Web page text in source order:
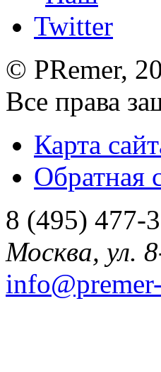
© PRemer,
Все права
Карта
Обратная
8 (495) 477-
Москва, ул.